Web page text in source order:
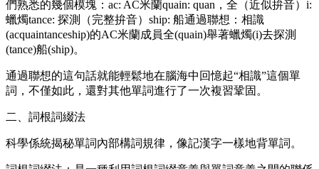
們熟悉的幾個模塊：ac: AC米蘭quain: quan，全（近似拚音）i:
蠟燭tance: 探測（完整拚音）ship: 船通過聯想：相識
(acquaintanceship)的AC米蘭成員全(quain)舉著蠟燭(i)去探測
(tance)船(ship)。
通過聯想的這句話就能輕鬆地在腦海中回憶起“相識”這個單
詞，不僅如此，還對其他單詞進行了一次複習鞏固。
二、詞根詞綴法
科學係統揭秘單詞內部構詞規律，像記漢字一樣地背單詞。